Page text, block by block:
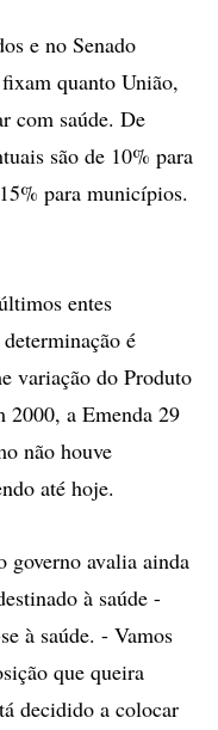
e no Senado
quanto União,
com saúde. De
são de 10% para
para municípios.
entes
é
variação do Produto
a Emenda 29
não houve
até hoje.
governo avalia ainda
à saúde -
à saúde. - Vamos
que queira
decidido a colocar